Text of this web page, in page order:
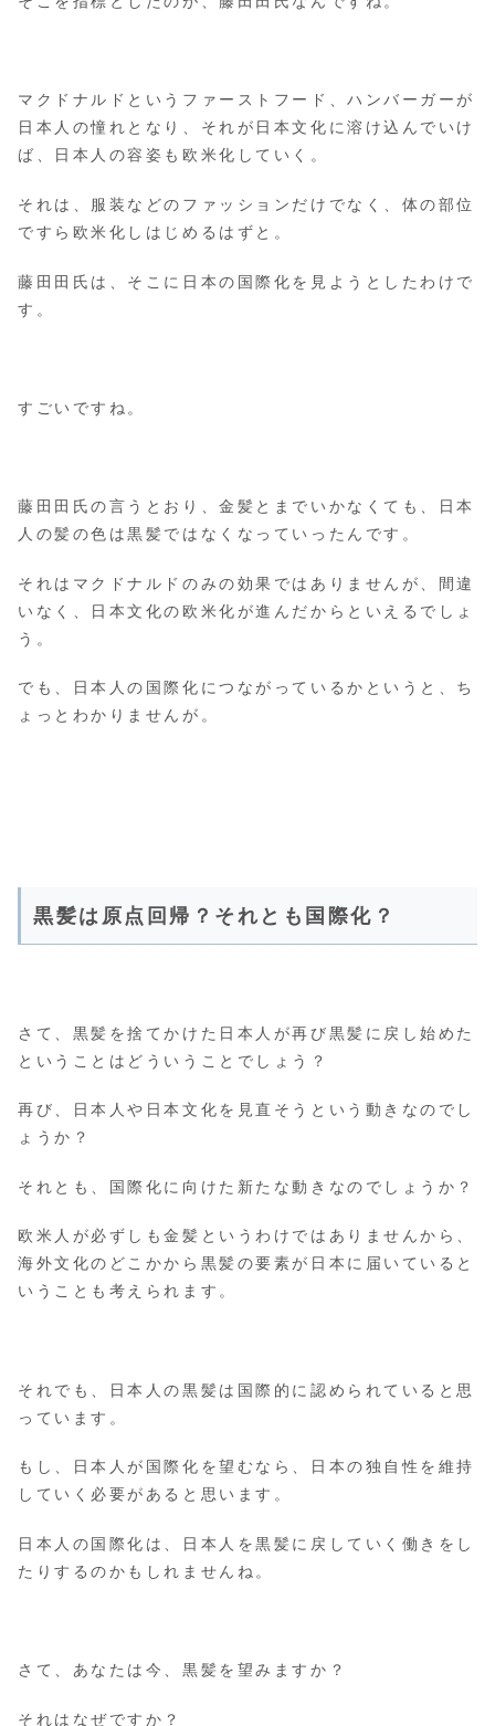
マクドナルドというファーストフード、ハンバーガーが
日本人の憧れとなり、それが日本文化に溶け込んでいけ
ば、日本人の容姿も欧米化していく。
それは、服装などのファッションだけでなく、体の部位
ですら欧米化しはじめるはずと。
藤田田氏は、そこに日本の国際化を見ようとしたわけで
す。
すごいですね。
藤田田氏の言うとおり、金髪とまでいかなくても、日本
人の髪の色は黒髪ではなくなっていったんです。
それはマクドナルドのみの効果ではありませんが、間違
いなく、日本文化の欧米化が進んだからといえるでしょ
う。
でも、日本人の国際化につながっているかというと、ち
ょっとわかりませんが。
黒髪は原点回帰？それとも国際化？
さて、黒髪を捨てかけた日本人が再び黒髪に戻し始めた
ということはどういうことでしょう？
再び、日本人や日本文化を見直そうという動きなのでし
ょうか？
それとも、国際化に向けた新たな動きなのでしょうか？
欧米人が必ずしも金髪というわけではありませんから、
海外文化のどこかから黒髪の要素が日本に届いていると
いうことも考えられます。
それでも、日本人の黒髪は国際的に認められていると思
っています。
もし、日本人が国際化を望むなら、日本の独自性を維持
していく必要があると思います。
日本人の国際化は、日本人を黒髪に戻していく働きをし
たりするのかもしれませんね。
さて、あなたは今、黒髪を望みますか？
それはなぜですか？